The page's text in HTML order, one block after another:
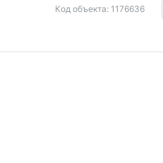
Код объекта: 1176636